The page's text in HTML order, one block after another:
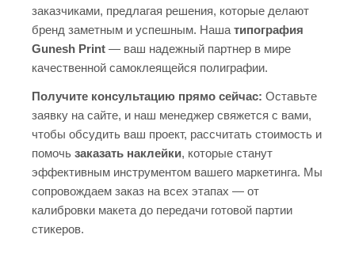
заказчиками, предлагая решения, которые делают
бренд заметным и успешным. Нашатипография
Gunesh Print — ваш надежный партнер в мире
качественной самоклеящейся полиграфии.
Получите консультацию прямо сейчас: Оставьте
заявку на сайте, и наш менеджер свяжется с вами,
чтобы обсудить ваш проект, рассчитать стоимость и
помочь заказать наклейки, которые станут
эффективным инструментом вашего маркетинга. Мы
сопровождаем заказ на всех этапах — от
калибровки макета до передачи готовой партии
стикеров.